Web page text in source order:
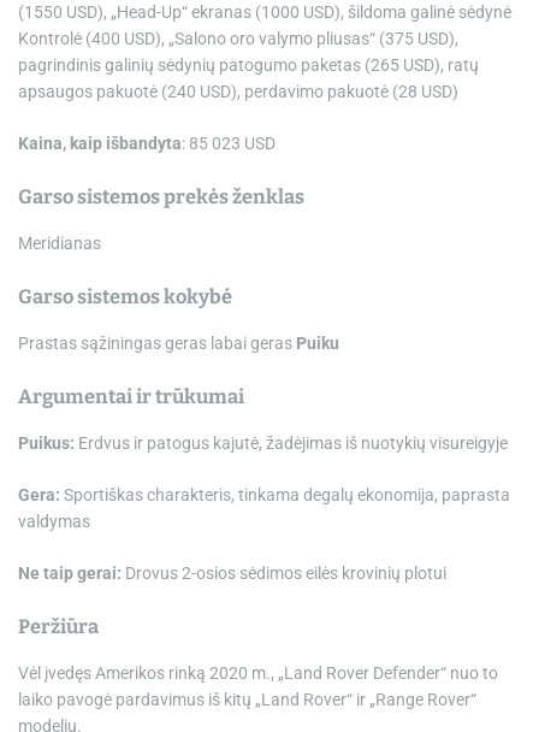
(1550 USD), „Head-Up“ ekranas (1000 USD), šildoma galinė sėdynė
Kontrolė (400 USD), „Salono oro valymo pliusas“ (375 USD),
pagrindinis galinių sėdynių patogumo paketas (265 USD), ratų
apsaugos pakuotė (240 USD), perdavimo pakuotė (28 USD)
Kaina, kaip išbandyta: 85 023 USD
Garso sistemos prekės ženklas
Meridianas
Garso sistemos kokybė
Prastas sąžiningas geras labai geras Puiku
Argumentai ir trūkumai
Puikus: Erdvus ir patogus kajutė, žadėjimas iš nuotykių visureigyje
Gera: Sportiškas charakteris, tinkama degalų ekonomija, paprasta
valdymas
Ne taip gerai: Drovus 2-osios sėdimos eilės krovinių plotui
Peržiūra
Vėl įvedęs Amerikos rinką 2020 m., „Land Rover Defender“ nuo to
laiko pavogė pardavimus iš kitų „Land Rover“ ir „Range Rover“
modelių.